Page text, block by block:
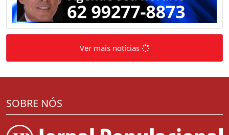
Ver mais notícias
SOBRE NÓS